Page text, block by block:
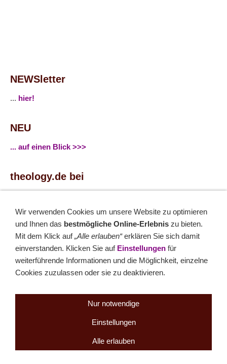
NEWSletter
... hier!
NEU
... auf einen Blick >>>
theology.de bei
... Twitter
Monatsrätsel
Rätseln & Gewinnen!
Über unsKontakt
Wir verwenden Cookies um unsere Website zu optimieren
und Ihnen das bestmögliche Online-Erlebnis zu bieten.
Mit dem Klick auf„Alle erlauben“erklären Sie sich damit
einverstanden. Klicken Sie auf Einstellungen für
weiterführende Informationen und die Möglichkeit, einzelne
Cookies zuzulassen oder sie zu deaktivieren.
Nur notwendige
Einstellungen
Alle erlauben